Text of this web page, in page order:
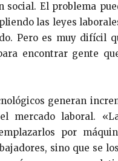
social. El problema
las leyes
Pero es muy difícil
encontrar gente
generan
mercado laboral.
por
sino que se